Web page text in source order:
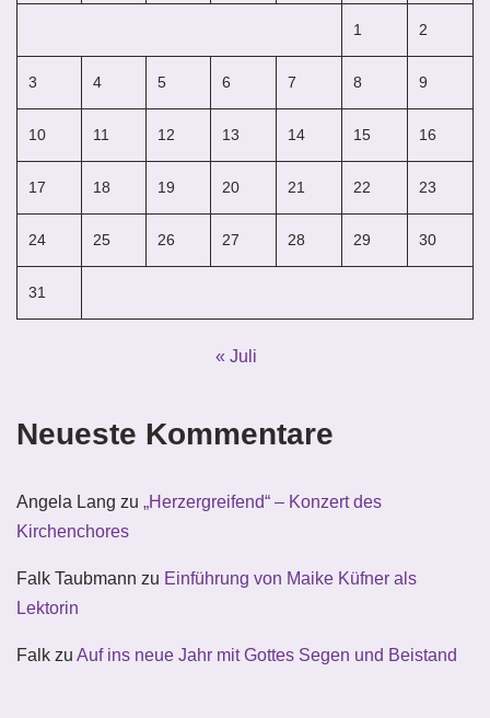
1 2
3 4 5 6 7 8 9
10 11 12 13 14 15 16
17 18 19 20 21 22 23
24 25 26 27 28 29 30
31
« Juli
Neueste Kommentare
Angela Lang zu „Herzergreifend“ – Konzert des
Kirchenchores
Falk Taubmann zu Einführung von Maike Küfner als
Lektorin
Falk zu Auf ins neue Jahr mit Gottes Segen und Beistand